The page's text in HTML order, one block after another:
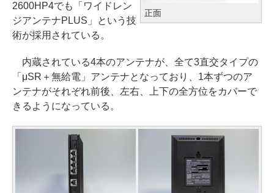
正面
2600HP4でも「ワイドレン
ジアンテナPLUS」という技
術が採用されている。
内蔵されている4本のアンテナが、全て3直交タイプの
「μSR＋無給電」アンテナとなっており、1本ずつのア
ンテナがそれぞれ前後、左右、上下の全方位をカバーで
きるようになっている。